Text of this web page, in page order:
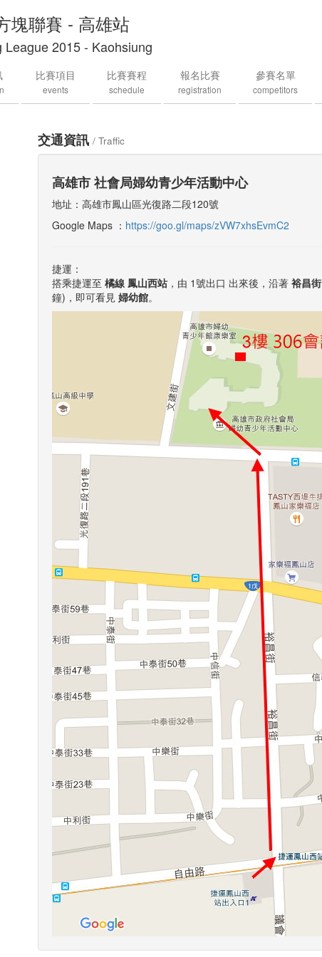
塊聯賽 - 高雄站
League 2015 - Kaohsiung
比賽項目
events
比賽賽程
schedule
報名比賽
registration
參賽名單
competitors
交通資訊 / Traffic
高雄市 社會局婦幼青少年活動中心
地址：高雄市鳳山區光復路二段120號
Google Maps ： https://goo.gl/maps/zVW7xhsEvmC2
捷運：
搭乘捷運至橘線 鳳山西站 ，由 1號出口 出來後，沿著裕昌街
鐘)，即可看見婦幼館。